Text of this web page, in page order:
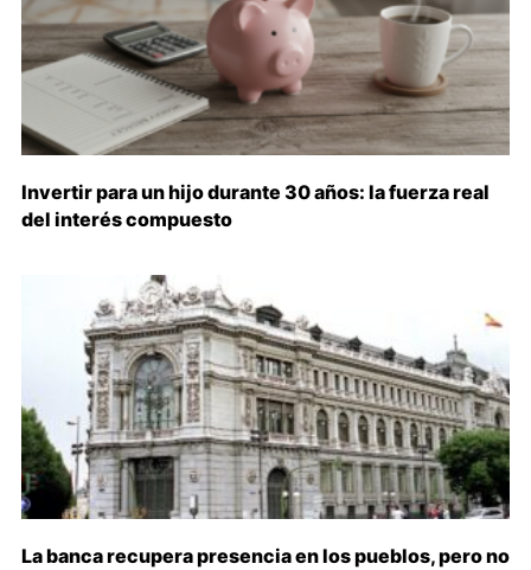
Invertir para un hijo durante 30 años: la fuerza real
del interés compuesto
La banca recupera presencia en los pueblos, pero no